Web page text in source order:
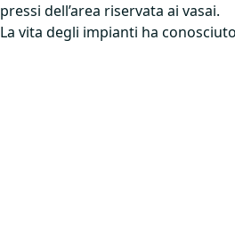
pressi dell’area riservata ai vasai.
La vita degli impianti ha